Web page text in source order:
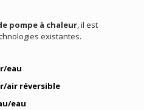
pompe à chaleur, il est
existantes.
eau
air réversible
eau